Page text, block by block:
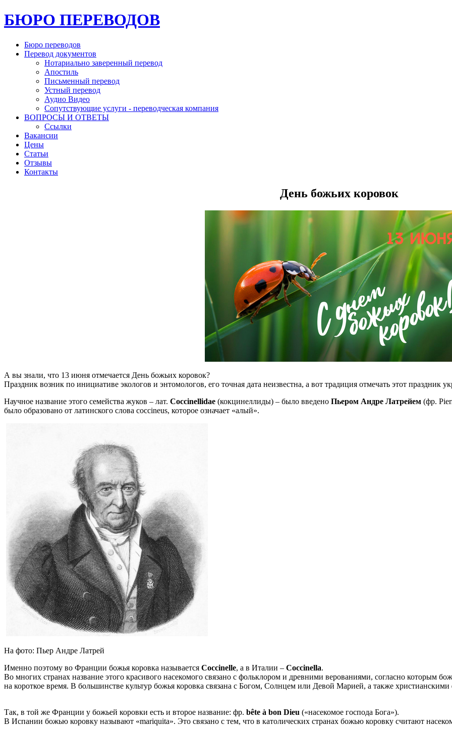
БЮРО ПЕРЕВОДОВ
Бюро переводов
Перевод документов
Нотариально заверенный перевод
Апостиль
Письменный перевод
Устный перевод
Аудио Видео
Сопутствующие услуги - переводческая компания
ВОПРОСЫ И ОТВЕТЫ
Ссылки
Вакансии
Цены
Статьи
Отзывы
Контакты
День божьих коровок
А вы знали, что 13 июня отмечается День божьих коровок?
Праздник возник по инициативе экологов и энтомологов, его точная дата неизвестна, а вот традиция отмечать этот праздник
Научное название этого семейства жуков – лат. Coccinellidae (кокцинеллиды) – было введено Пьером Андре Латрейем (фр.
было образовано от латинского слова coccineus, которое означает «алый».
На фото: Пьер Андре Латрей
Именно поэтому во Франции божья коровка называется Coccinelle, а в Италии – Coccinella.
Во многих странах название этого красивого насекомого связано с фольклором и древними верованиями, согласно которым
на короткое время. В большинстве культур божья коровка связана с Богом, Солнцем или Девой Марией, а также
Так, в той же Франции у божьей коровки есть и второе название: фр. bête à bon Dieu («насекомое господа Бога»).
В Испании божью коровку называют «mariquita». Это связано с тем, что в католических странах божью коровку считают